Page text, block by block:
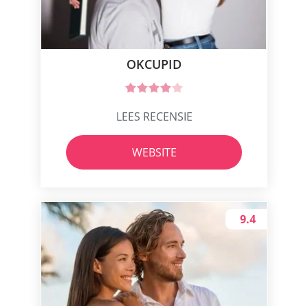
OKCUPID
LEES RECENSIE
WEBSITE
9.4